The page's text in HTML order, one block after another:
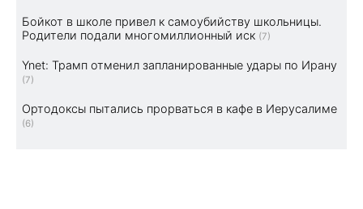
Бойкот в школе привел к самоубийству школьницы.
Родители подали многомиллионный иск (7)
Ynet: Трамп отменил запланированные удары по Ирану
(7)
Ортодоксы пытались прорваться в кафе в Иерусалиме
(6)